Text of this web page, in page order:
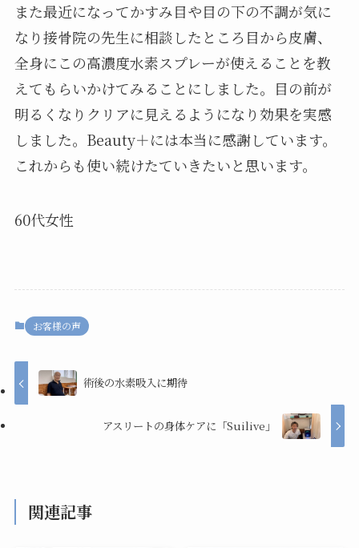
また最近になってかすみ目や目の下の不調が気に
なり接骨院の先生に相談したところ目から皮膚、
全身にこの高濃度水素スプレーが使えることを教
えてもらいかけてみることにしました。目の前が
明るくなりクリアに見えるようになり効果を実感
しました。Beauty＋には本当に感謝しています。
これからも使い続けたていきたいと思います。
60代女性
お客様の声
術後の水素吸入に期待
アスリートの身体ケアに「Suilive」
関連記事